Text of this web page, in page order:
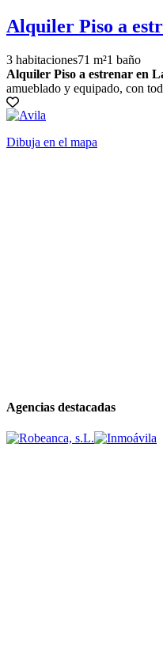
Alquiler Piso a
3 habitaciones71 m²1 baño
Alquiler Piso a estrenar en
amueblado y equipado, con
Dibuja en el mapa
Agencias destacadas